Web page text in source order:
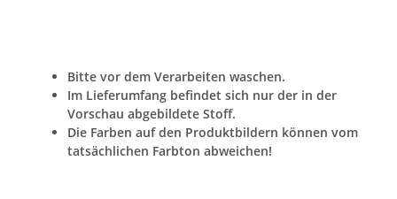
Bitte vor dem Verarbeiten waschen.
Im Lieferumfang befindet sich nur der in der
Vorschau abgebildete Stoff.
Die Farben auf den Produktbildern können vom
tatsächlichen Farbton abweichen!